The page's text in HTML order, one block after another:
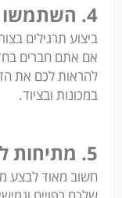
4. השתמשו בטכניקה נכונה
ביצוע תרגילים
אם אתם חברים
להראות לכם את
במכונות ובציוד.
5. מתיחות לאחר האימון
חשוב מאוד לבצע